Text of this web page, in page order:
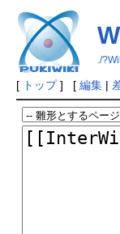
./
[ トップ] [ 編集|